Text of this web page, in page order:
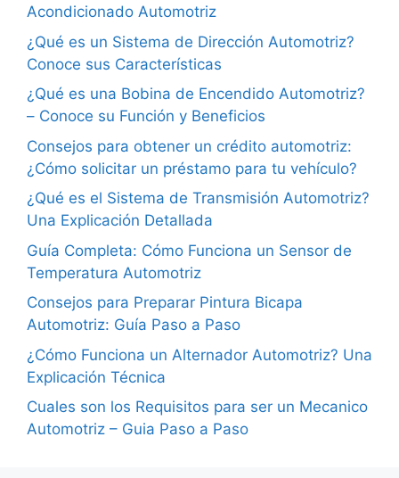
Acondicionado Automotriz
¿Qué es un Sistema de Dirección Automotriz?
Conoce sus Características
¿Qué es una Bobina de Encendido Automotriz?
– Conoce su Función y Beneficios
Consejos para obtener un crédito automotriz:
¿Cómo solicitar un préstamo para tu vehículo?
¿Qué es el Sistema de Transmisión Automotriz?
Una Explicación Detallada
Guía Completa: Cómo Funciona un Sensor de
Temperatura Automotriz
Consejos para Preparar Pintura Bicapa
Automotriz: Guía Paso a Paso
¿Cómo Funciona un Alternador Automotriz? Una
Explicación Técnica
Cuales son los Requisitos para ser un Mecanico
Automotriz – Guia Paso a Paso